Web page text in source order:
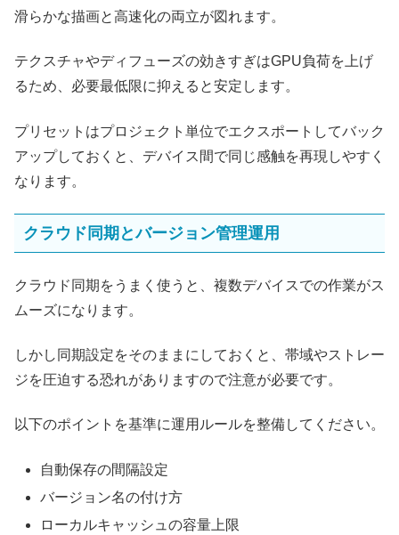
滑らかな描画と高速化の両立が図れます。
テクスチャやディフューズの効きすぎはGPU負荷を上げ
るため、必要最低限に抑えると安定します。
プリセットはプロジェクト単位でエクスポートしてバック
アップしておくと、デバイス間で同じ感触を再現しやすく
なります。
クラウド同期とバージョン管理運用
クラウド同期をうまく使うと、複数デバイスでの作業がス
ムーズになります。
しかし同期設定をそのままにしておくと、帯域やストレー
ジを圧迫する恐れがありますので注意が必要です。
以下のポイントを基準に運用ルールを整備してください。
自動保存の間隔設定
バージョン名の付け方
ローカルキャッシュの容量上限